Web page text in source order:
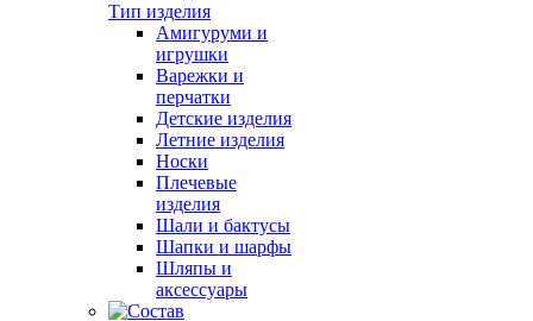
Тип изделия
Амигуруми и
игрушки
Варежки и
перчатки
Детские изделия
Летние изделия
Носки
Плечевые
изделия
Шали и бактусы
Шапки и шарфы
Шляпы и
аксессуары